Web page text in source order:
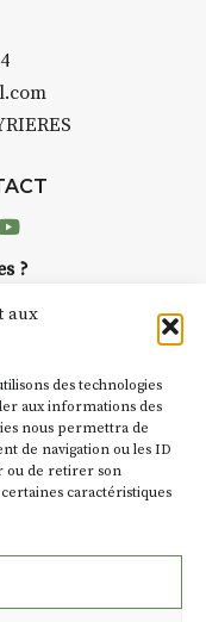
aux
des technologies
aux informations des
nous permettra de
de navigation ou les ID
ou de retirer son
caractéristiques
au point de
place (repas à
reprise sur
gâte : un atelier
de continuer à
– sans
et
:
Youtube
?